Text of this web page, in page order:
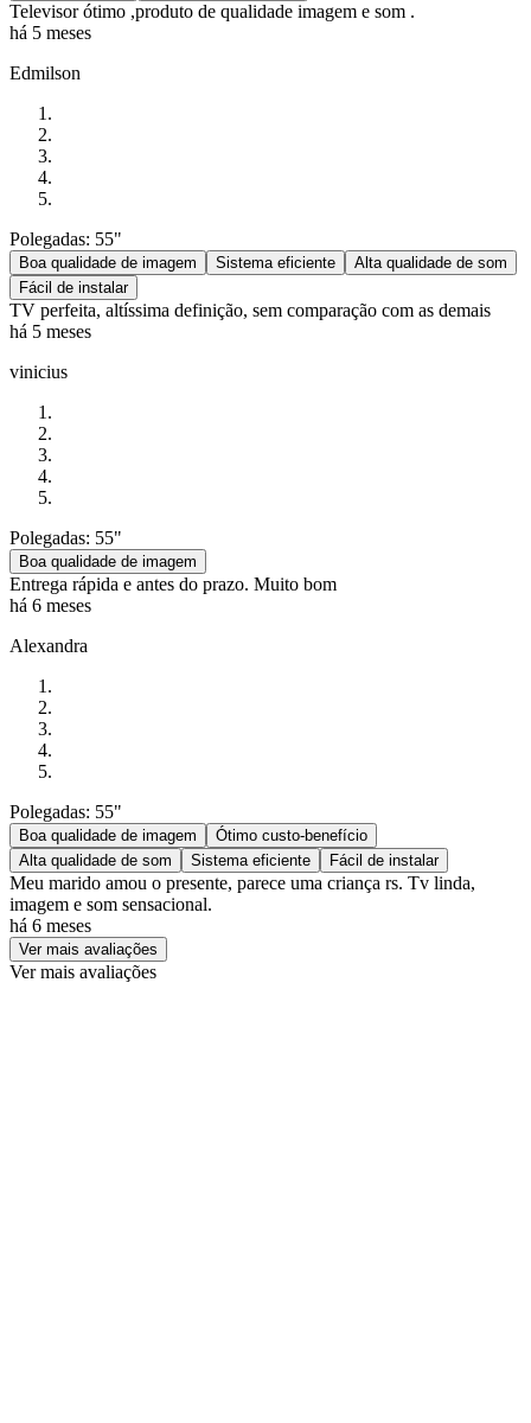
Televisor ótimo ,produto de qualidade imagem e som .
há 5 meses
Edmilson
Polegadas: 55"
Boa qualidade de imagem Sistema eficiente
Alta qualidade de som
Fácil de instalar
TV perfeita, altíssima definição, sem comparação com as demais
há 5 meses
vinicius
Polegadas: 55"
Boa qualidade de imagem
Entrega rápida e antes do prazo. Muito bom
há 6 meses
Alexandra
Polegadas: 55"
Boa qualidade de imagem
Ótimo custo-benefício
Alta qualidade de som
Sistema eficiente Fácil de instalar
Meu marido amou o presente, parece uma criança rs. Tv linda,
imagem e som sensacional.
há 6 meses
Ver mais avaliações
Ver mais avaliações